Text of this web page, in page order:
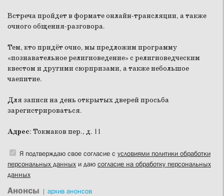
Встреча пройдет в формате онлайн-трансляции, а также
очного общения-разговора.
Тем, кто придёт очно, мы предложим программу
«познавательное религиоведение» с религиоведческим
квестом и другими сюрпризами, а также небольшое
чаепитие.
Для записи на день открытых дверей просьба
зарегистрироваться.
Адрес: Токмаков пер., д. 11
Я подтверждаю свое согласие с условиями политики обработки
персональных данных и даю согласие на обработку персональных
данных
Анонсы | архив анонсов